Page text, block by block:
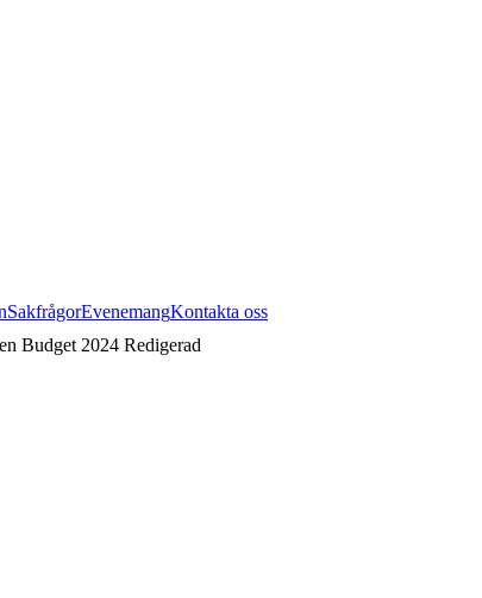
SakfrågorEvenemangKontakta oss
Budget 2024 Redigerad